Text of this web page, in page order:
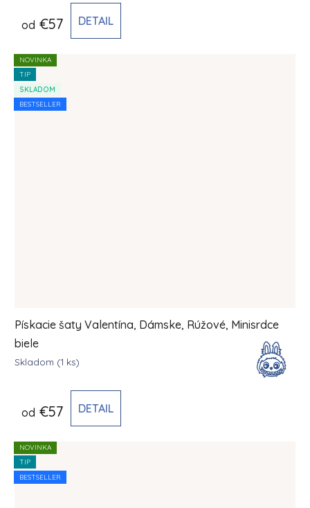
od €57 DETAIL
NOVINKA
TIP
SKLADOM
BESTSELLER
Pískacie šaty Valentína, Dámske, Rúžové, Minisrdce
biele
Skladom (1 ks)
od €57 DETAIL
NOVINKA
TIP
BESTSELLER